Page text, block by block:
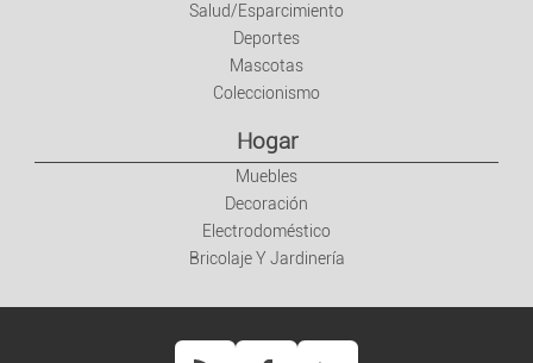
Muebles
Salud/Esparcimiento
Deportes
Mascotas
Coleccionismo
Hogar
Muebles
Decoración
Electrodoméstico
Bricolaje Y Jardinería